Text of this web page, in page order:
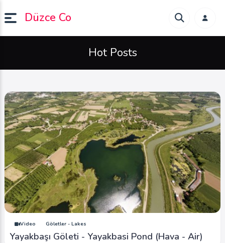
Düzce Co
Hot Posts
Video Göletler - Lakes
Yayakbaşı Göleti - Yayakbasi Pond (Hava - Air)